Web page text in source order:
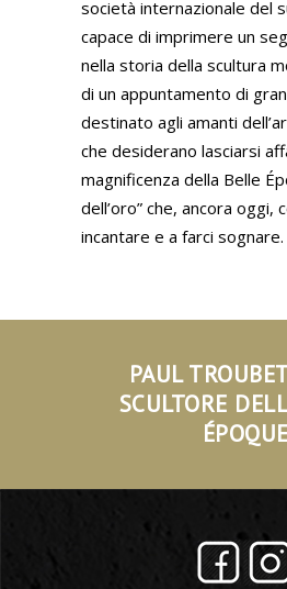
società internazionale del
capace di imprimere un
nella storia della scultura
di un appuntamento di
destinato agli amanti
che desiderano lasciarsi
magnificenza della Belle
dell’oro” che, ancora oggi,
incantare e a farci sognare.
PAUL
SCULTORE
ÉPOQUE